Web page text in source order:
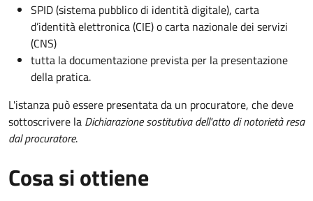
SPID (sistema pubblico di identità digitale), carta
d’identità elettronica (CIE) o carta nazionale dei servizi
(CNS)
tutta la documentazione prevista per la presentazione
della pratica.
L'istanza può essere presentata da un procuratore, che deve
sottoscrivere la Dichiarazione sostitutiva dell'atto di notorietà resa
dal procuratore.
Cosa si ottiene